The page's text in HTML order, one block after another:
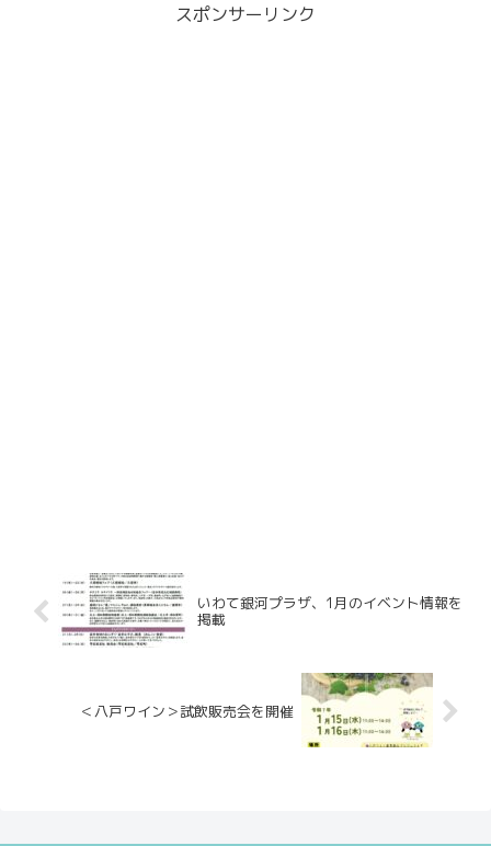
スポンサーリンク
いわて銀河プラザ、1月のイベント情報を
掲載
＜八戸ワイン＞試飲販売会を開催